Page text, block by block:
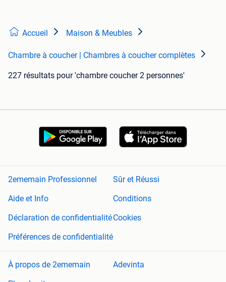
Accueil Maison & Meubles
Chambre à coucher | Chambres à coucher complètes
227 résultats pour 'chambre coucher 2 personnes'
2ememain Professionnel
Sûr et Réussi
Aide et Info
Conditions
Déclaration de confidentialitéCookies
Préférences de confidentialité
À propos de 2ememain
Adevinta